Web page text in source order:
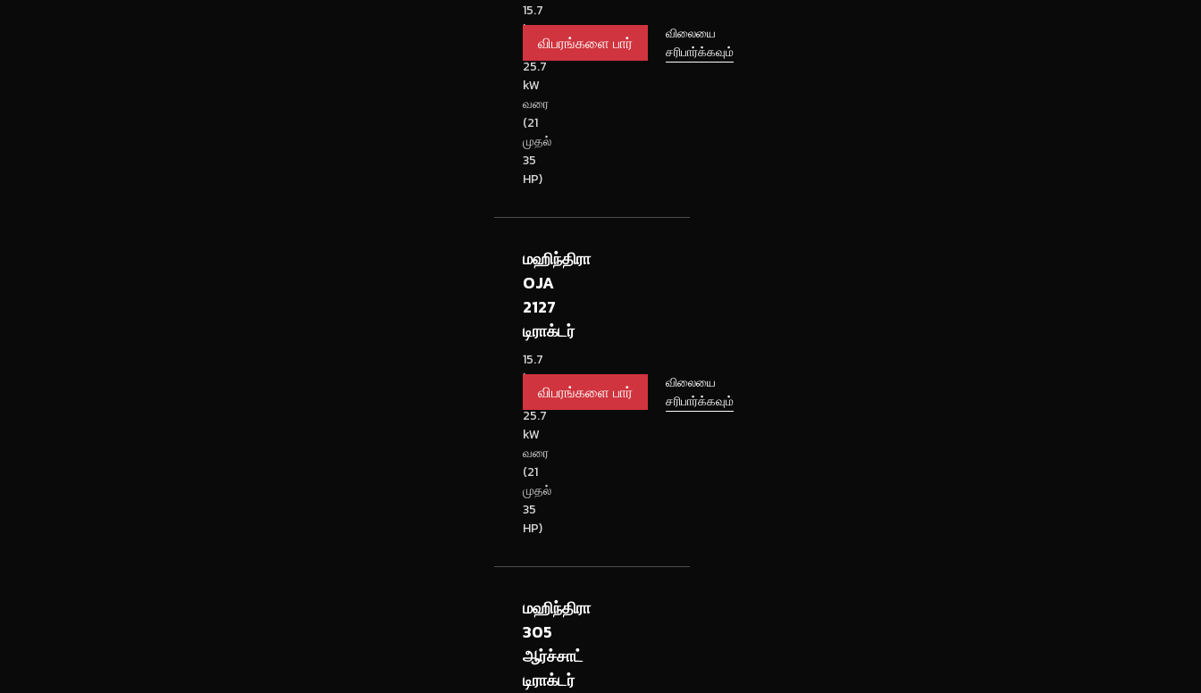
15.7
kW
முதல்
25.7
kW
வரை
(21
முதல்
35
HP)
விபரங்களை
பார்
விலையை
சரிபார்க்கவும்
மஹிந்திரா
OJA
2127
டிராக்டர்
15.7
kW
முதல்
25.7
kW
வரை
(21
முதல்
35
HP)
விபரங்களை
பார்
விலையை
சரிபார்க்கவும்
மஹிந்திரா
305
ஆர்ச்சாட்
டிராக்டர்